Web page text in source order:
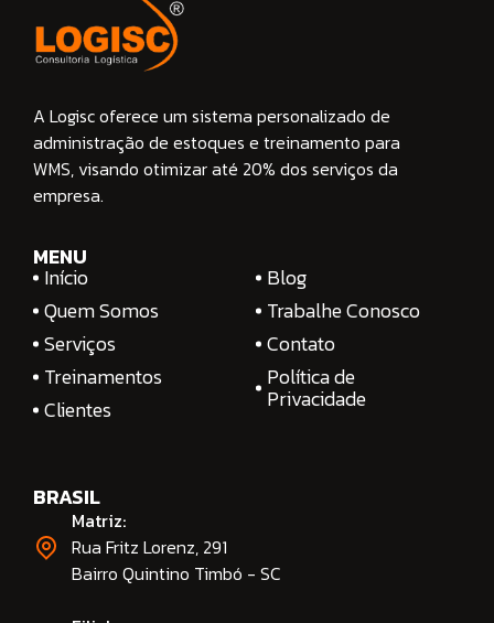
A Logisc oferece um sistema personalizado de
administração de estoques e treinamento para
WMS, visando otimizar até 20% dos serviços da
empresa.
MENU
Início
Quem Somos
Serviços
Treinamentos
Clientes
Blog
Trabalhe Conosco
Contato
Política de
Privacidade
BRASIL
Matriz:
Rua Fritz Lorenz, 291
Bairro Quintino Timbó - SC